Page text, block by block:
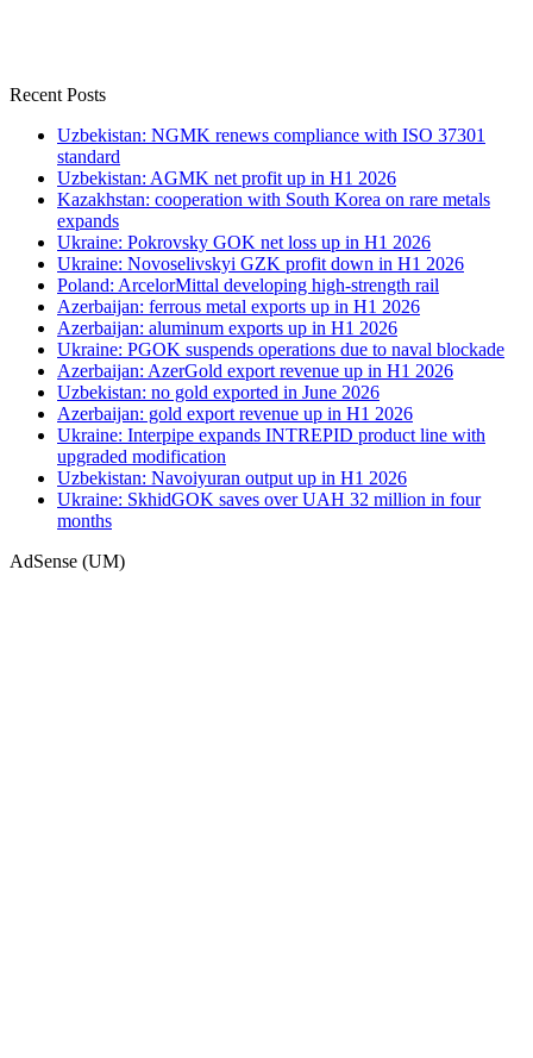
Recent Posts
Uzbekistan: NGMK renews compliance with ISO 37301
standard
Uzbekistan: AGMK net profit up in H1 2026
Kazakhstan: cooperation with South Korea on rare metals
expands
Ukraine: Pokrovsky GOK net loss up in H1 2026
Ukraine: Novoselivskyi GZK profit down in H1 2026
Poland: ArcelorMittal developing high-strength rail
Azerbaijan: ferrous metal exports up in H1 2026
Azerbaijan: aluminum exports up in H1 2026
Ukraine: PGOK suspends operations due to naval blockade
Azerbaijan: AzerGold export revenue up in H1 2026
Uzbekistan: no gold exported in June 2026
Azerbaijan: gold export revenue up in H1 2026
Ukraine: Interpipe expands INTREPID product line with
upgraded modification
Uzbekistan: Navoiyuran output up in H1 2026
Ukraine: SkhidGOK saves over UAH 32 million in four
months
AdSense (UM)